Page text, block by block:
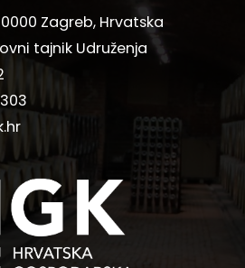
Zagreb, Hrvatska
tajnik Udruženja